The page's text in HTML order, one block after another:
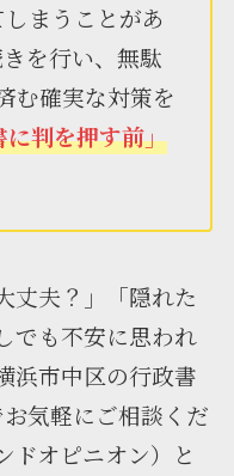
まうことがあ
を行い、無駄
む確実な対策を
に判を押す前」
丈夫？」「隠れた
でも不安に思われ
浜市中区の行政書
気軽にご相談くだ
ドオピニオン）と